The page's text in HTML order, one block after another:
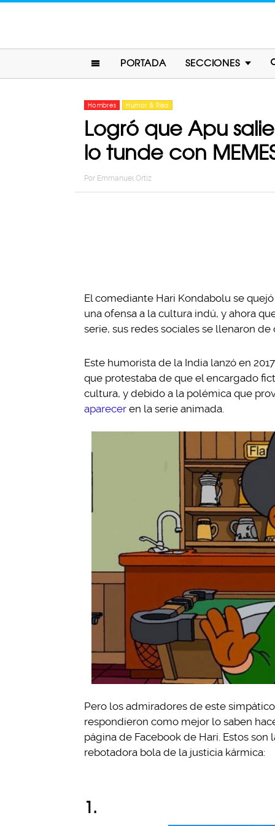
PORTADA SECCIONES
Hombres Humor & Risa
Logró que Apu
lo tunde con
Por Emmanuel Ortiz
El comediante Hari Kondabolu se
una ofensa a la cultura indú, y ahora
serie, sus redes sociales se llenaron de
Este humorista de la India lanzó en
que protestaba de que el encargado
cultura, y debido a la polémica que
aparecer en la serie animada.
Pero los admiradores de este
respondieron como mejor lo saben
página de Facebook de Hari. Estos
rebotadora bola de la justicia kármica:
1.